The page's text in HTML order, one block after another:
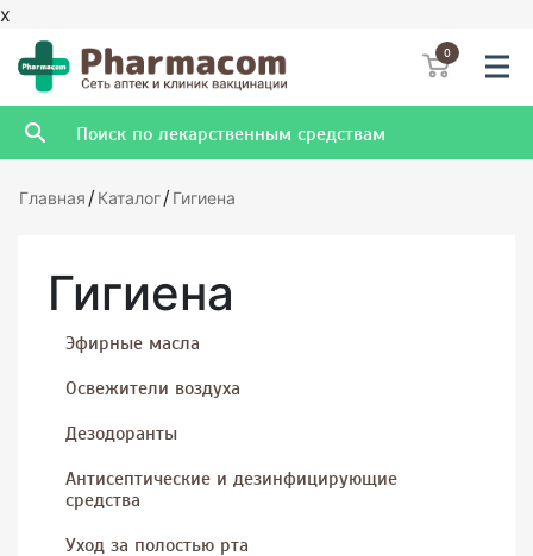
x
0
Главная /Каталог/Гигиена
Гигиена
Эфирные масла
Освежители воздуха
Дезодоранты
Антисептические и дезинфицирующие
средства
Уход за полостью рта